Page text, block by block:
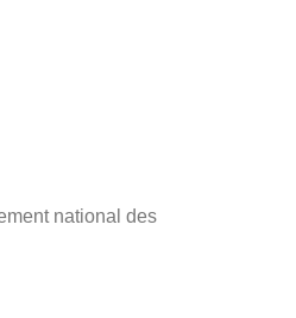
national des